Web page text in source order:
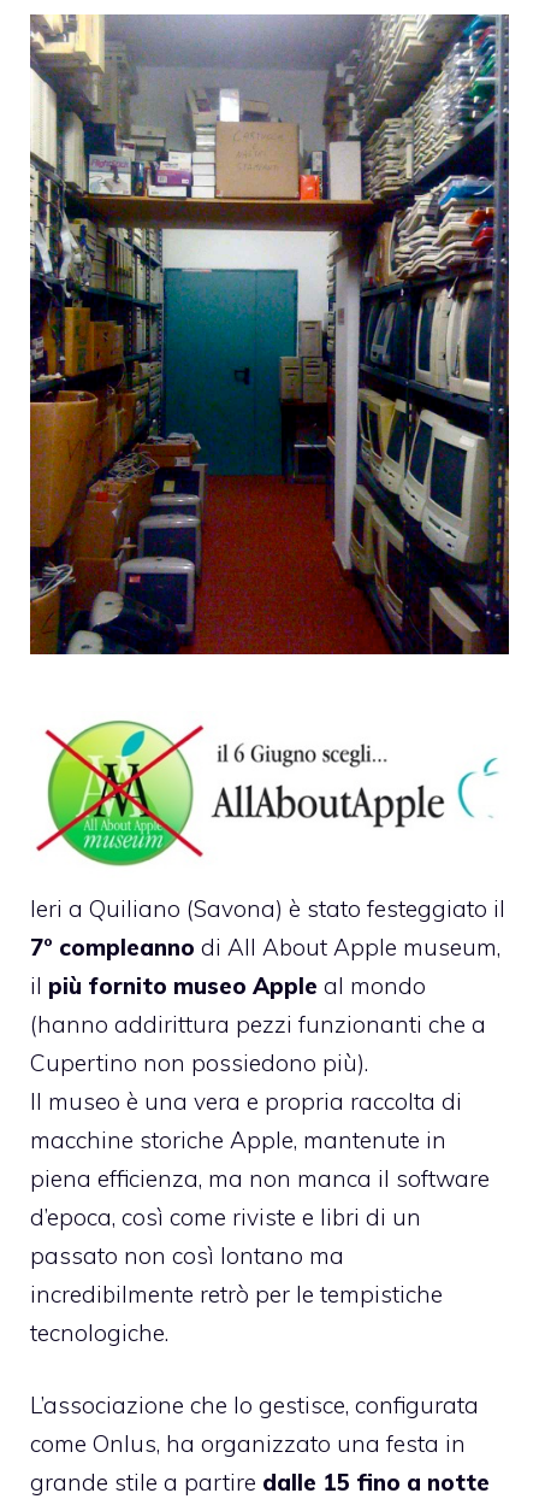
Ieri a Quiliano (Savona) è stato festeggiato il
7° compleanno di All About Apple museum,
il più fornito museo Apple al mondo
(hanno addirittura pezzi funzionanti che a
Cupertino non possiedono più).
Il museo è una vera e propria raccolta di
macchine storiche Apple, mantenute in
piena efficienza, ma non manca il software
d’epoca, così come riviste e libri di un
passato non così lontano ma
incredibilmente retrò per le tempistiche
tecnologiche.
L’associazione che lo gestisce, configurata
come Onlus, ha organizzato una festa in
grande stile a partire dalle 15 fino a notte